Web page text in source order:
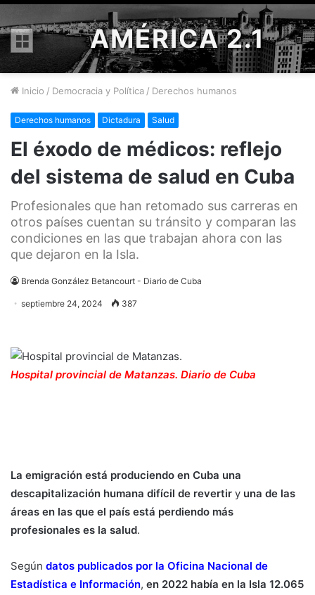
Menú
AMÉRICA 2.1
Inicio / Democracia y Política / Derechos humanos
Derechos humanos Dictadura Salud
El éxodo de médicos: reflejo
del sistema de salud en Cuba
Profesionales que han retomado sus carreras en
otros países cuentan su tránsito y comparan las
condiciones en las que trabajan ahora con las
que dejaron en la Isla.
Brenda González Betancourt - Diario de Cuba
septiembre 24, 2024 387
Hospital provincial de Matanzas. Diario de Cuba
La emigración está produciendo en Cuba una
descapitalización humana difícil de revertir y una de las
áreas en las que el país está perdiendo más
profesionales es la salud.
Según datos publicados por la Oficina Nacional de
Estadística e Información, en 2022 había en la Isla 12.065